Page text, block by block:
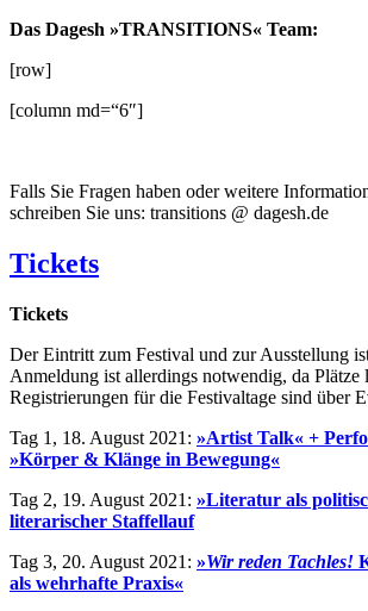
Das Dagesh »TRANSITIONS« Team:
[row]
[column md=“6″]
Falls Sie Fragen haben oder weitere
schreiben Sie uns: transitions @ dagesh.de
Tickets
Tickets
Der Eintritt zum Festival und zur Ausstellung
Anmeldung ist allerdings notwendig, da Plätze
Registrierungen für die Festivaltage sind über
Tag 1, 18. August 2021: »Artist Talk« +
»Körper & Klänge in Bewegung«
Tag 2, 19. August 2021: »Literatur als
literarischer Staffellauf
Tag 3, 20. August 2021: »Wir reden Tachles!
als wehrhafte Praxis«